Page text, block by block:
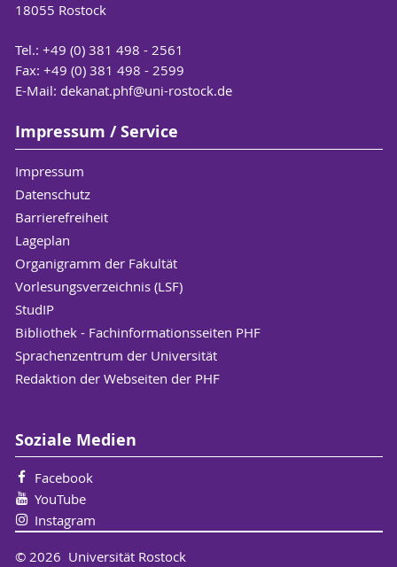
18055 Rostock
Tel.: +49 (0) 381 498 - 2561
Fax: +49 (0) 381 498 - 2599
E-Mail: dekanat.phf@uni-rostock.de
Impressum / Service
Impressum
Datenschutz
Barrierefreiheit
Lageplan
Organigramm der Fakultät
Vorlesungsverzeichnis (LSF)
StudIP
Bibliothek - Fachinformationsseiten PHF
Sprachenzentrum der Universität
Redaktion der Webseiten der PHF
Soziale Medien
Facebook
YouTube
Instagram
© 2026 Universität Rostock